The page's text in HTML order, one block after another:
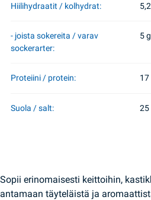
Hiilihydraatit / kolhydrat:
- joista sokereita / varav
sockerarter:
5 g
Proteiini / protein: 17
Suola / salt: 25
Sopii erinomaisesti keittoihin,
antamaan täyteläistä ja